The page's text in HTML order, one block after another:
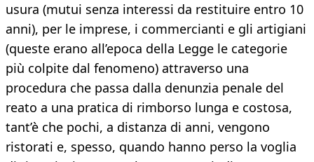
usura (mutui senza interessi da restituire entro 10
anni), per le imprese, i commercianti e gli artigiani
(queste erano all’epoca della Legge le categorie
più colpite dal fenomeno) attraverso una
procedura che passa dalla denunzia penale del
reato a una pratica di rimborso lunga e costosa,
tant’è che pochi, a distanza di anni, vengono
ristorati e, spesso, quando hanno perso la voglia